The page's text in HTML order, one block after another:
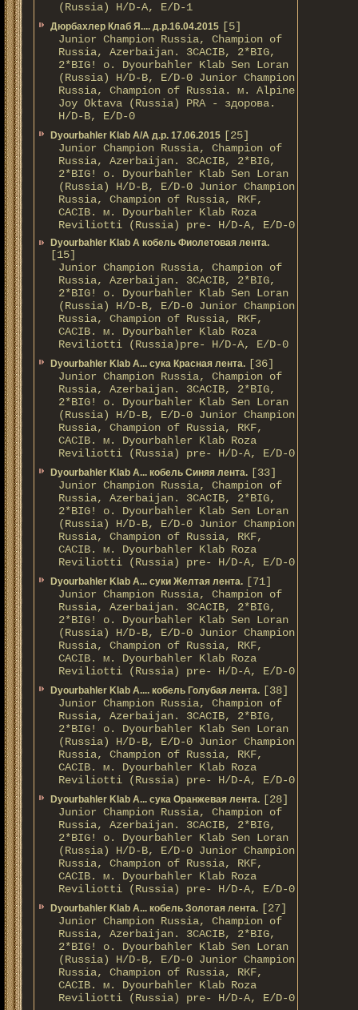
(Russia) H/D-A, E/D-1
Дюрбахлер Клаб Я.... д.р.16.04.2015 [5]
Junior Champion Russia, Champion of
Russia, Azerbaijan. 3CACIB, 2*BIG,
2*BIG! о. Dyourbahler Klab Sen Loran
(Russia) H/D-B, E/D-0 Junior Champion
Russia, Champion of Russia. м. Alpine
Joy Oktava (Russia) PRA - здорова.
H/D-B, E/D-0
Dyourbahler Klab A/А д.р. 17.06.2015 [25]
Junior Champion Russia, Champion of
Russia, Azerbaijan. 3CACIB, 2*BIG,
2*BIG! о. Dyourbahler Klab Sen Loran
(Russia) H/D-B, E/D-0 Junior Champion
Russia, Champion of Russia, RKF,
CACIB. м. Dyourbahler Klab Roza
Reviliotti (Russia) pre- H/D-A, E/D-0
Dyourbahler Klab A кобель Фиолетовая лента.
[15]
Junior Champion Russia, Champion of
Russia, Azerbaijan. 3CACIB, 2*BIG,
2*BIG! о. Dyourbahler Klab Sen Loran
(Russia) H/D-B, E/D-0 Junior Champion
Russia, Champion of Russia, RKF,
CACIB. м. Dyourbahler Klab Roza
Reviliotti (Russia)pre- H/D-A, E/D-0
Dyourbahler Klab A... сука Красная лента. [36]
Junior Champion Russia, Champion of
Russia, Azerbaijan. 3CACIB, 2*BIG,
2*BIG! о. Dyourbahler Klab Sen Loran
(Russia) H/D-B, E/D-0 Junior Champion
Russia, Champion of Russia, RKF,
CACIB. м. Dyourbahler Klab Roza
Reviliotti (Russia) pre- H/D-A, E/D-0
Dyourbahler Klab A... кобель Синяя лента. [33]
Junior Champion Russia, Champion of
Russia, Azerbaijan. 3CACIB, 2*BIG,
2*BIG! о. Dyourbahler Klab Sen Loran
(Russia) H/D-B, E/D-0 Junior Champion
Russia, Champion of Russia, RKF,
CACIB. м. Dyourbahler Klab Roza
Reviliotti (Russia) pre- H/D-A, E/D-0
Dyourbahler Klab A... суки Желтая лента. [71]
Junior Champion Russia, Champion of
Russia, Azerbaijan. 3CACIB, 2*BIG,
2*BIG! о. Dyourbahler Klab Sen Loran
(Russia) H/D-B, E/D-0 Junior Champion
Russia, Champion of Russia, RKF,
CACIB. м. Dyourbahler Klab Roza
Reviliotti (Russia) pre- H/D-A, E/D-0
Dyourbahler Klab A.... кобель Голубая лента. [38]
Junior Champion Russia, Champion of
Russia, Azerbaijan. 3CACIB, 2*BIG,
2*BIG! о. Dyourbahler Klab Sen Loran
(Russia) H/D-B, E/D-0 Junior Champion
Russia, Champion of Russia, RKF,
CACIB. м. Dyourbahler Klab Roza
Reviliotti (Russia) pre- H/D-A, E/D-0
Dyourbahler Klab A... сука Оранжевая лента. [28]
Junior Champion Russia, Champion of
Russia, Azerbaijan. 3CACIB, 2*BIG,
2*BIG! о. Dyourbahler Klab Sen Loran
(Russia) H/D-B, E/D-0 Junior Champion
Russia, Champion of Russia, RKF,
CACIB. м. Dyourbahler Klab Roza
Reviliotti (Russia) pre- H/D-A, E/D-0
Dyourbahler Klab A... кобель Золотая лента. [27]
Junior Champion Russia, Champion of
Russia, Azerbaijan. 3CACIB, 2*BIG,
2*BIG! о. Dyourbahler Klab Sen Loran
(Russia) H/D-B, E/D-0 Junior Champion
Russia, Champion of Russia, RKF,
CACIB. м. Dyourbahler Klab Roza
Reviliotti (Russia) pre- H/D-A, E/D-0